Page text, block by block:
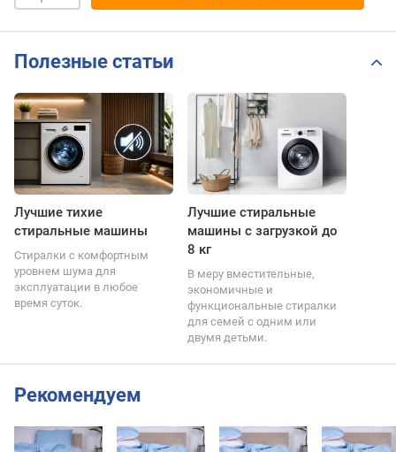
Полезные статьи
Лучшие тихие
стиральные машины
Стиралки с комфортным
уровнем шума для
эксплуатации в любое
время суток.
Лучшие стиральные
машины с загрузкой до
8 кг
В меру вместительные,
экономичные и
функциональные стиралки
для семей с одним или
двумя детьми.
Рекомендуем